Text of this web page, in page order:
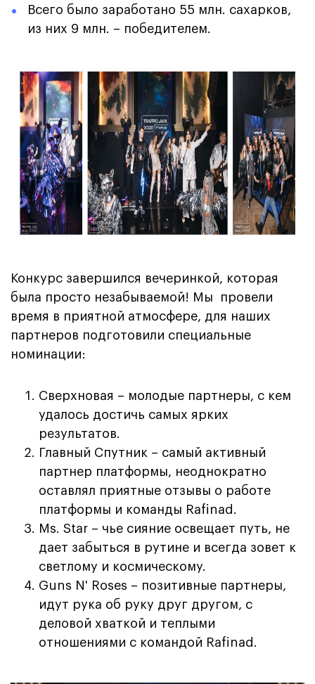
Всего было заработано 55 млн. сахарков,
из них 9 млн. – победителем.
Конкурс завершился вечеринкой, которая
была просто незабываемой! Мы провели
время в приятной атмосфере, для наших
партнеров подготовили специальные
номинации:
Сверхновая – молодые партнеры, с кем
удалось достичь самых ярких
результатов.
Главный Спутник – самый активный
партнер платформы, неоднократно
оставлял приятные отзывы о работе
платформы и команды Rafinad.
Ms. Star – чье сияние освещает путь, не
дает забыться в рутине и всегда зовет к
светлому и космическому.
Guns N' Roses – позитивные партнеры,
идут рука об руку друг другом, с
деловой хваткой и теплыми
отношениями с командой Rafinad.